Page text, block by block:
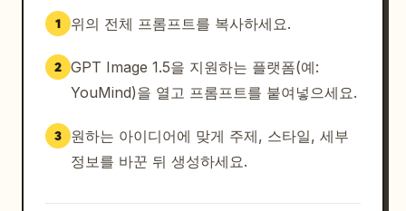
1 위의 전체 프롬프트를 복사하세요.
2 GPT Image 1.5을 지원하는 플랫폼(예:
YouMind)을 열고 프롬프트를 붙여넣으세요.
3
원하는 아이디어에 맞게 주제, 스타일, 세부
정보를 바꾼 뒤 생성하세요.